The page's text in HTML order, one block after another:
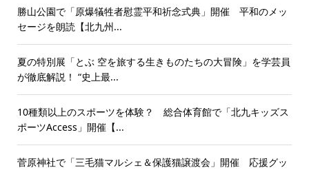
勝山公園で「原爆犠牲者慰霊平和祈念式典」開催 平和のメッ
セージを朗読【北九州...
夏の特別展「とぶ 空を旅する生きものたちの大冒険」を学芸員
が徹底解説！ “史上最...
10種類以上のスポーツを体験？ 総合体育館で「北九キッズス
ポーツAccess」開催【...
菅原神社で「三毛猫マルシェ＆保護猫譲渡会」開催 応援グッ